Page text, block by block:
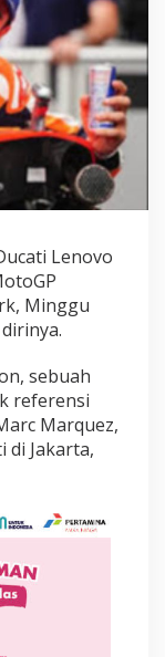
Lenovo
Minggu
sebuah
referensi
Marquez,
di Jakarta,